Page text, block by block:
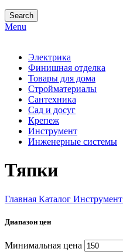
Search
Menu
Электрика
Финишная отделка
Товары для дома
Стройматериалы
Сантехника
Сад и досуг
Крепеж
Инструмент
Инженерные системы
Тяпки
Главная Каталог Инструмент
Диапазон цен
Минимальная цена